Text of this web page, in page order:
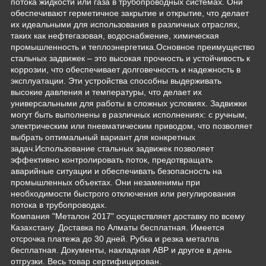
потока жидкости или газа в трубопроводных системах. Они
обеспечивают герметичное закрытие и открытие, что делает
их идеальными для использования в различных отраслях,
таких как нефтегазовая, водоснабжение, химическая
промышленность и теплоэнергетика.Основное преимущество
стальных задвижек – это высокая прочность и устойчивость к
коррозии, что обеспечивает долговечность и надежность в
эксплуатации. Эти устройства способны выдерживать
высокие давления и температуры, что делает их
универсальными для работы в сложных условиях. Задвижки
могут быть выполнены в различных исполнениях: с ручным,
электрическим или пневматическим приводом, что позволяет
выбрать оптимальный вариант для конкретных
задач.Использование стальных задвижек позволяет
эффективно контролировать поток, предотвращать
аварийные ситуации и обеспечивать безопасность на
промышленных объектах. Они незаменимы при
необходимости быстрого отключения или регулирования
потока в трубопроводах.
Компания "Металон 2017" осуществляет доставку по всему
Казахстану. Доставка по Алматы бесплатная. Имеется
отсрочка платежа до 30 дней. Рубка и резка металла
бесплатная. Документы, накладная АВР и другое в день
отгрузки. Весь товар сертифицирован.